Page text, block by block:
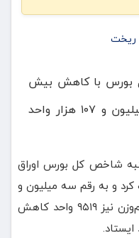
بورس با کاهش بیش
از ۳۶ هزار واحد به رقم سه میلیون و ۱۰۷ هزار واحد
شاخص کل بورس اوراق
هزار و ۳۶۱ واحد افت کرد و به رقم سه میلیون و
۱۰۷ هزار و ۲ واحد رسید. شاخص هم‌وزن نیز ۹۵۱۹ واحد کاهش